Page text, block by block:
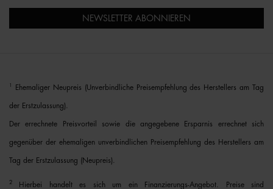
NEWSLETTER ABONNIEREN
Ehemaliger Neupreis (Unverbindliche Preisempfehlung des Herstellers am Tag
der Erstzulassung).
Der errechnete Preisvorteil sowie die angegebene Ersparnis errechnet sich
gegenüber der ehemaligen unverbindlichen Preisempfehlung des Herstellers am
Tag der Erstzulassung (Neupreis).
2 Hierbei handelt es sich um ein Finanzierungs-Angebot. Preise sind